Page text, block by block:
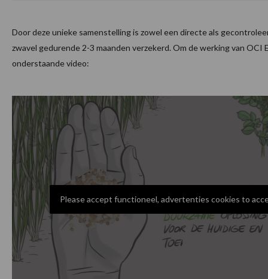
Door deze unieke samenstelling is zowel een directe als
zwavel gedurende 2-3 maanden verzekerd. Om de werking van OCI
onderstaande video:
Please accept functioneel, advertenties cookies to